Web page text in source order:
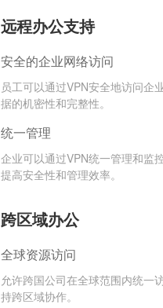
远程办公支持
安全的企业网络访问
员工可以通过VPN安全地访问企
据的机密性和完整性。
统一管理
企业可以通过VPN统一管理和监
提高安全性和管理效率。
跨区域办公
全球资源访问
允许跨国公司在全球范围内统一
持跨区域协作。